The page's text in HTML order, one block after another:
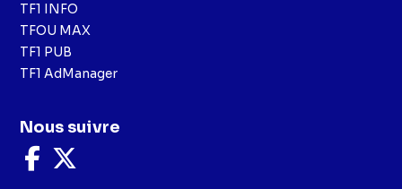
TF1 INFO
TFOU MAX
TF1 PUB
TF1 AdManager
Nous suivre
Nous
suivre